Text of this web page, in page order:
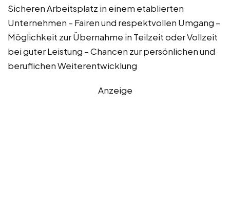
Sicheren Arbeitsplatz in einem etablierten
Unternehmen – Fairen und respektvollen Umgang –
Möglichkeit zur Übernahme in Teilzeit oder Vollzeit
bei guter Leistung – Chancen zur persönlichen und
beruflichen Weiterentwicklung
Anzeige